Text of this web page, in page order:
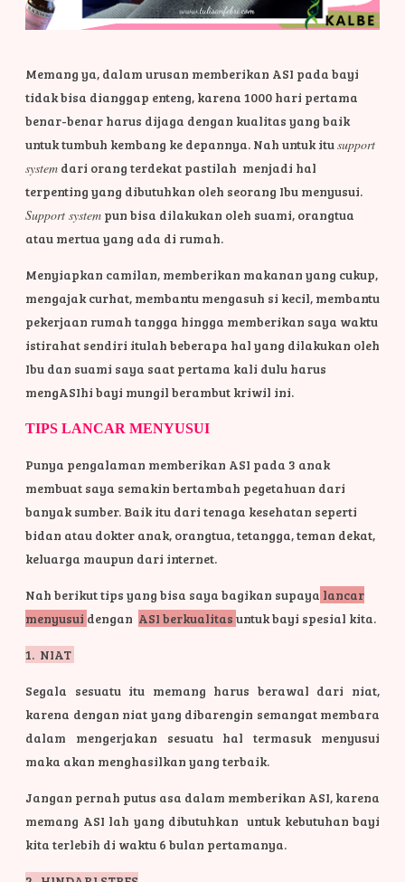
Memang ya, dalam urusan memberikan ASI pada bayi
tidak bisa dianggap enteng, karena 1000 hari pertama
benar-benar harus dijaga dengan kualitas yang baik
untuk tumbuh kembang ke depannya. Nah untuk itusupport
system dari orang terdekat pastilah menjadi hal
terpenting yang dibutuhkan oleh seorang Ibu menyusui.
Support system pun bisa dilakukan oleh suami, orangtua
atau mertua yang ada di rumah.
Menyiapkan camilan, memberikan makanan yang cukup,
mengajak curhat, membantu mengasuh si kecil, membantu
pekerjaan rumah tangga hingga memberikan saya waktu
istirahat sendiri itulah beberapa hal yang dilakukan oleh
Ibu dan suami saya saat pertama kali dulu harus
mengASIhi bayi mungil berambut kriwil ini.
TIPS LANCAR MENYUSUI
Punya pengalaman memberikan ASI pada 3 anak
membuat saya semakin bertambah pegetahuan dari
banyak sumber. Baik itu dari tenaga kesehatan seperti
bidan atau dokter anak, orangtua, tetangga, teman dekat,
keluarga maupun dari internet.
Nah berikut tips yang bisa saya bagikan supaya lancar
menyusui dengan ASI berkualitas untuk bayi spesial kita.
1. NIAT
Segala sesuatu itu memang harus berawal dari niat,
karena dengan niat yang dibarengin semangat membara
dalam mengerjakan sesuatu hal termasuk menyusui
maka akan menghasilkan yang terbaik.
Jangan pernah putus asa dalam memberikan ASI, karena
memang ASI lah yang dibutuhkan untuk kebutuhan bayi
kita terlebih di waktu 6 bulan pertamanya.